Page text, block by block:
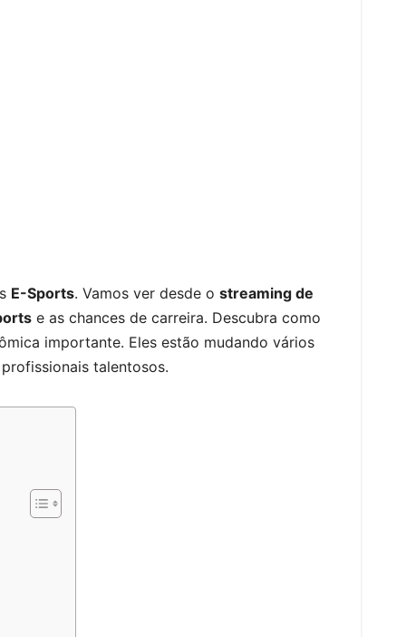
E-Sports. Vamos ver desde o streaming de
e as chances de carreira. Descubra como
importante. Eles estão mudando vários
talentosos.